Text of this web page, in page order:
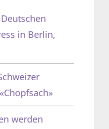
in Berlin,
werden